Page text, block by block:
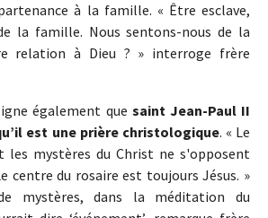
à la famille. « Être esclave,
la famille. Nous sentons-nous de la
relation à Dieu ? » interroge frère
également que saint Jean-Paul II
est une prière christologique. « Le
les mystères du Christ ne s'opposent
centre du rosaire est toujours Jésus. »
mystères, dans la méditation du